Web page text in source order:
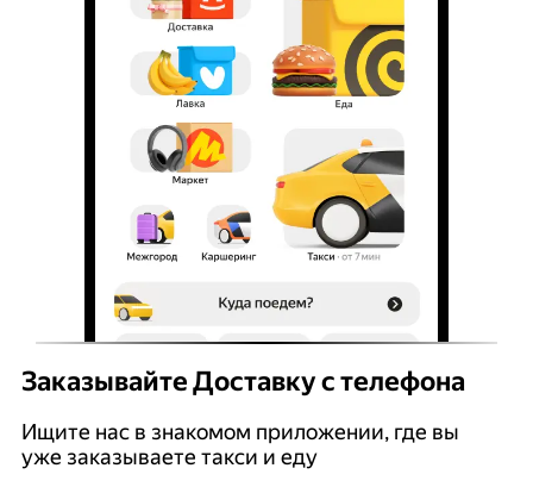
Заказывайте Доставку с телефона
Ищите нас в знакомом приложении, где вы
уже заказываете такси и еду